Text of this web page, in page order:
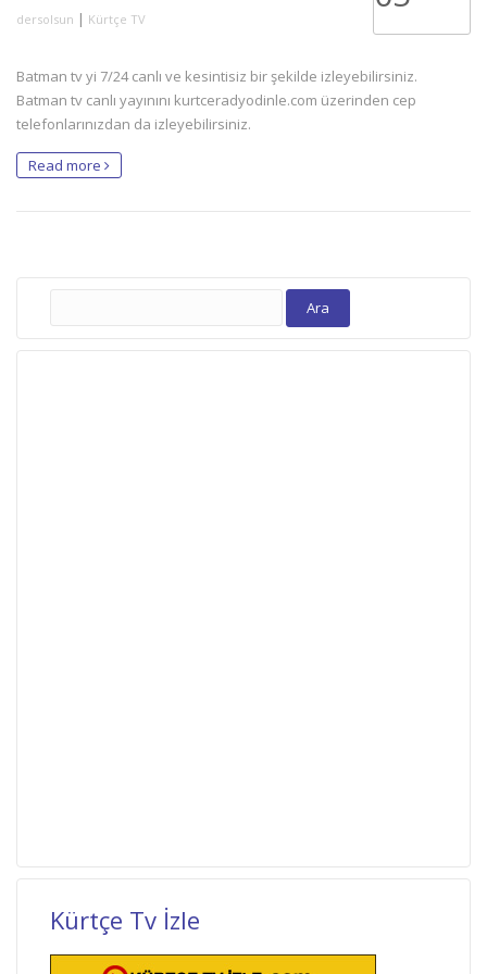
dersolsun | Kürtçe TV
Batman tv yi 7/24 canlı ve kesintisiz bir şekilde izleyebilirsiniz.
Batman tv canlı yayınını kurtceradyodinle.com üzerinden cep
telefonlarınızdan da izleyebilirsiniz.
Read more
Arama:
Kürtçe Tv İzle